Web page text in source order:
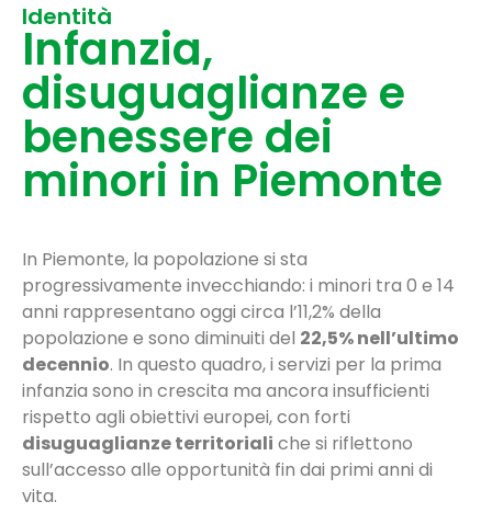
Identità
Infanzia,
disuguaglianze e
benessere dei
minori in Piemonte
In Piemonte, la popolazione si sta
progressivamente invecchiando: i minori tra 0 e 14
anni rappresentano oggi circa l’11,2% della
popolazione e sono diminuiti del 22,5% nell’ultimo
decennio. In questo quadro, i servizi per la prima
infanzia sono in crescita ma ancora insufficienti
rispetto agli obiettivi europei, con forti
disuguaglianze territoriali che si riflettono
sull’accesso alle opportunità fin dai primi anni di
vita.